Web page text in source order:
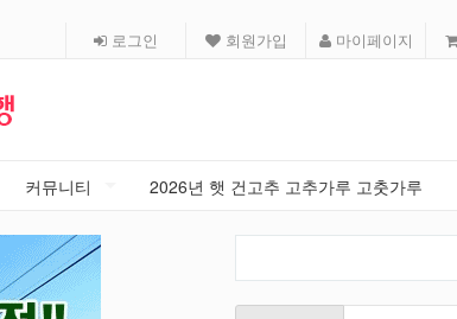
로그인 회원가입 마이페이지
커뮤니티 2026년 햇 건고추 고추가루 고춧가루